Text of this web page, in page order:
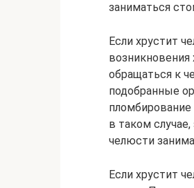
заниматься
Если хрустит
возникновения
обращаться к
подобранные
в таком
челюсти
Если хрустит